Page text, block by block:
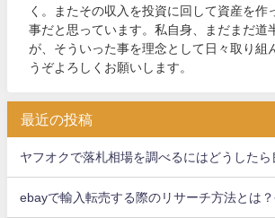
く。またその収入を投資に回して資産を作
事だと思っています。私自身、まだまだ道
が、そういった事を理念として日々取り組
うぞよろしくお願いします。
最近の投稿
ヤフオクで落札相場を調べるにはどうしたら
ebayで輸入転売する際のリサーチ方法とは？